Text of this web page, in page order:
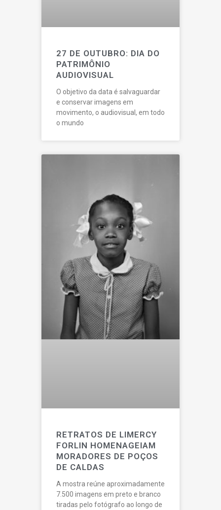
27 DE OUTUBRO: DIA DO
PATRIMÔNIO
AUDIOVISUAL
O objetivo da data é salvaguardar
e conservar imagens em
movimento, o audiovisual, em todo
o mundo
RETRATOS DE LIMERCY
FORLIN HOMENAGEIAM
MORADORES DE POÇOS
DE CALDAS
A mostra reúne aproximadamente
7.500 imagens em preto e branco
tiradas pelo fotógrafo ao longo de